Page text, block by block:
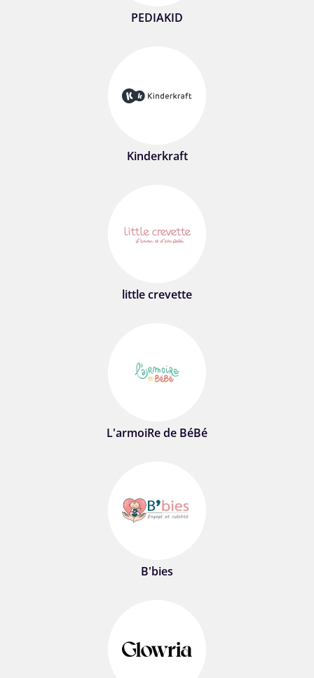
PEDIAKID
Kinderkraft
little crevette
L'armoiRe de BéBé
B'bies